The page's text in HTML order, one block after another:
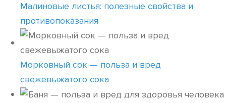
Малиновые листья: полезные свойства и
противопоказания
Морковный сок — польза и вред
свежевыжатого сока